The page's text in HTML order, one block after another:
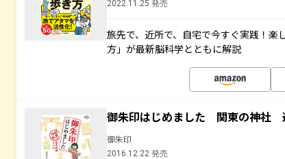
2022.11.25 発売
旅先で、近所で、自宅で今すぐ実践！楽
方」が最新脳科学とともに解説
御朱印はじめました 関東の神社
御朱印
2016.12.22 発売